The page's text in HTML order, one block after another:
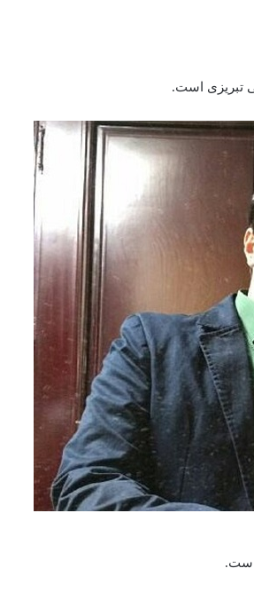
تبریزی است.